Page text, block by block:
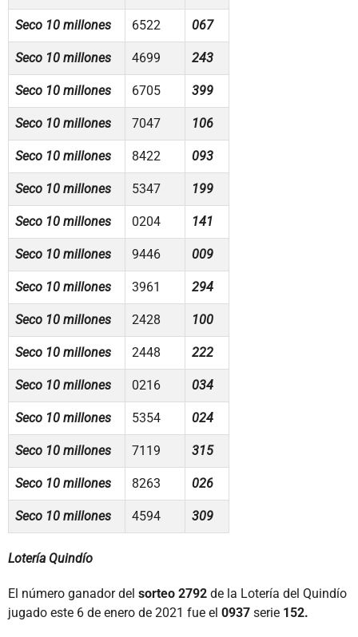
Seco 10 millones 6522 067
Seco 10 millones 4699 243
Seco 10 millones 6705 399
Seco 10 millones 7047 106
Seco 10 millones 8422 093
Seco 10 millones 5347 199
Seco 10 millones 0204 141
Seco 10 millones 9446 009
Seco 10 millones 3961 294
Seco 10 millones 2428 100
Seco 10 millones 2448 222
Seco 10 millones 0216 034
Seco 10 millones 5354 024
Seco 10 millones 7119 315
Seco 10 millones 8263 026
Seco 10 millones 4594 309
Lotería Quindío
El número ganador del sorteo 2792 de la Lotería del Quindío
jugado este 6 de enero de 2021 fue el 0937 serie 152.